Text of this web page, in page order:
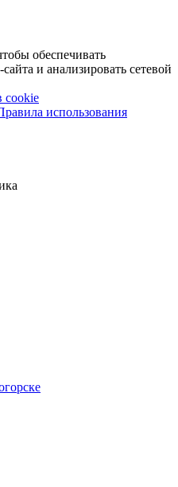
обеспечивать
и анализировать сетевой
cookie
использования